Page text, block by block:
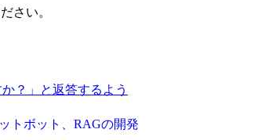
さい。
？」と返答するよう
トボット、RAGの開発